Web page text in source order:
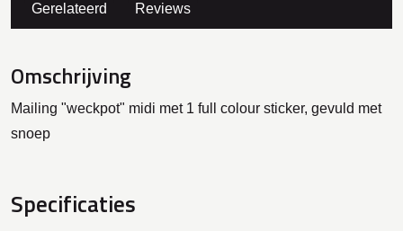
Gerelateerd Reviews
Omschrijving
Mailing "weckpot" midi met 1 full colour sticker, gevuld met
snoep
Specificaties